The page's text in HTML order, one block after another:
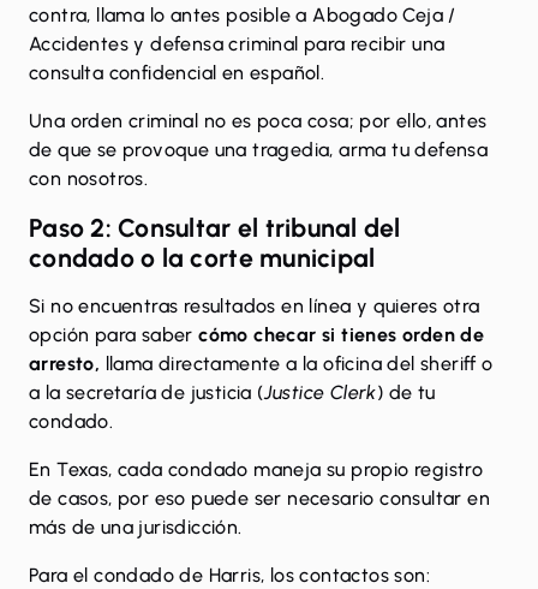
contra, llama lo antes posible a Abogado Ceja /
Accidentes y defensa criminal para recibir una
consulta confidencial en español.
Una orden criminal no es poca cosa; por ello, antes
de que se provoque una tragedia, arma tu defensa
con nosotros.
Paso 2: Consultar el tribunal del
condado o la corte municipal
Si no encuentras resultados en línea y quieres otra
opción para sabercómo checar si tienes orden de
arresto, llama directamente a la oficina del sheriff o
a la secretaría de justicia (Justice Clerk) de tu
condado.
En Texas, cada condado maneja su propio registro
de casos, por eso puede ser necesario consultar en
más de una jurisdicción.
Para el condado de Harris, los contactos son: